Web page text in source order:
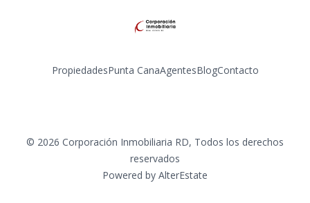
PropiedadesPunta CanaAgentesBlogContacto
© 2026 Corporación Inmobiliaria RD, Todos los derechos
reservados
Powered by AlterEstate